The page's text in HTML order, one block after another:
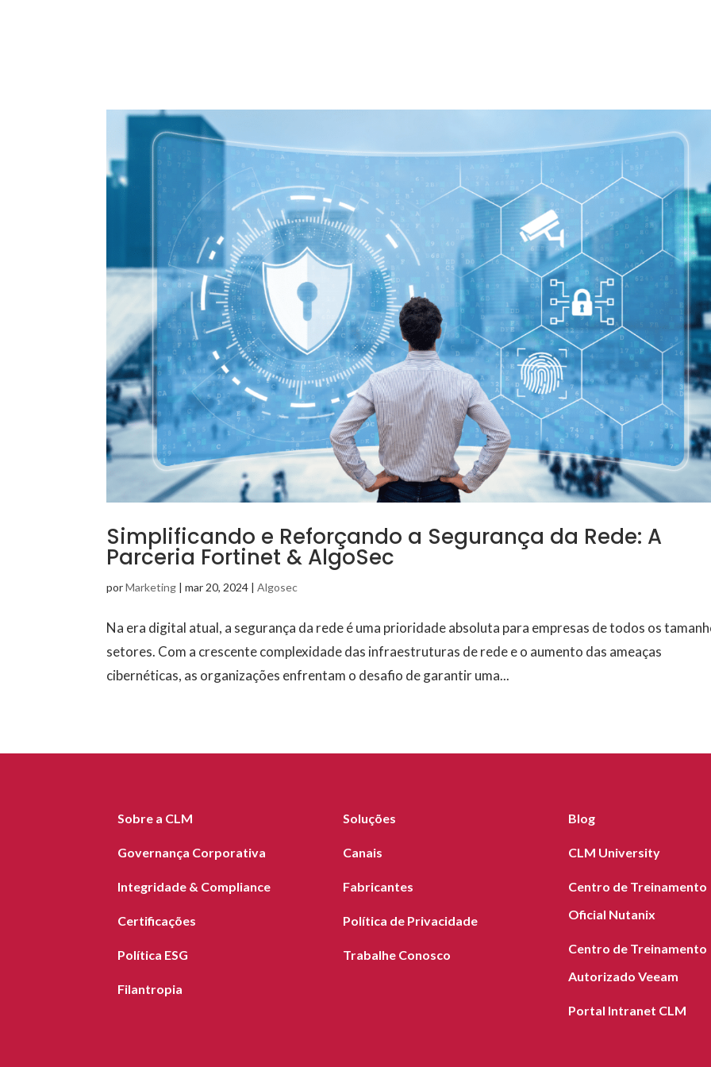
Simplificando e Reforçando a Segurança da Rede: A
Parceria Fortinet & AlgoSec
porMarketing |mar 20, 2024 |Algosec
Na era digital atual, a segurança da rede é uma prioridade absoluta para empresas de todos os
setores. Com a crescente complexidade das infraestruturas de rede e o aumento das ameaças
cibernéticas, as organizações enfrentam o desafio de garantir uma...
Sobre a CLM
Governança Corporativa
Integridade & Compliance
Certificações
Política ESG
Filantropia
Soluções
Canais
Fabricantes
Política de Privacidade
Trabalhe Conosco
Blog
CLM University
Centro de Treinamento
Oficial Nutanix
Centro de Treinamento
Autorizado Veeam
Portal Intranet CLM